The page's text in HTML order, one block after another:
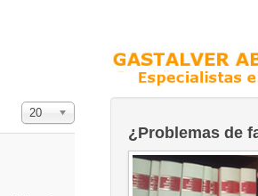
Cantidad a mostrar
20
¿Problemas de